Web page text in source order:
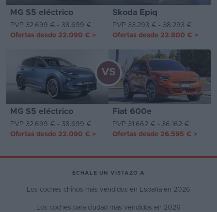
MG S5 eléctrico Skoda Epiq
PVP 32.699 € - 38.699 €
PVP 33.293 € - 38.293 €
Ofertas desde 22.090 € > Ofertas desde 22.800 € >
MG S5 eléctrico Fiat 600e
VS
PVP 32.699 € - 38.699 €
PVP 31.662 € - 36.162 €
Ofertas desde 22.090 € > Ofertas desde 26.595 € >
ÉCHALE UN VISTAZO A
Los coches chinos más vendidos en España en 2026
Los coches para ciudad más vendidos en 2026